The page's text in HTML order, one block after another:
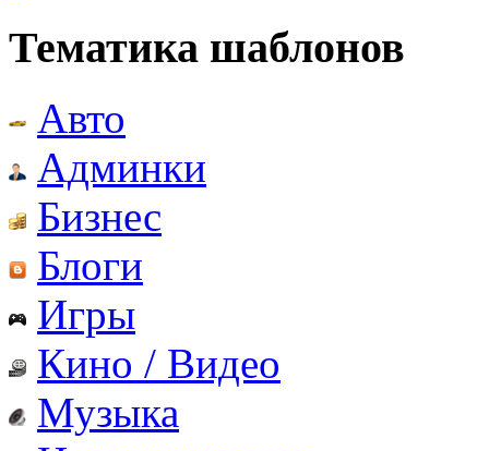
Тематика шаблонов
Авто
Админки
Бизнес
Блоги
Игры
Кино / Видео
Музыка